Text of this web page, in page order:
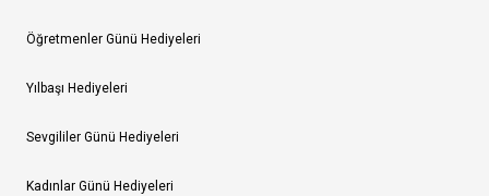
Öğretmenler Günü Hediyeleri
Yılbaşı Hediyeleri
Sevgililer Günü Hediyeleri
Kadınlar Günü Hediyeleri